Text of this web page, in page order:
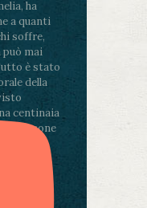
ha
a quanti
soffre,
può mai
è stato
della
centinaia
e persone